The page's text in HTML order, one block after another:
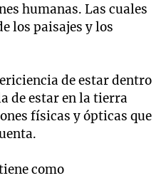
humanas. Las cuales
los paisajes y los
de estar dentro
de estar en la tierra
físicas y ópticas que
como